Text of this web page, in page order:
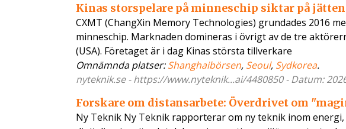
Kinas storspelare på minneschip siktar på
CXMT (ChangXin Memory Technologies) grundades 2016
minneschip. Marknaden domineras i övrigt av de tre
(USA). Företaget är i dag Kinas största tillverkare
Omnämnda platser:Shanghaibörsen, Seoul, Sydkorea.
nyteknik.se - https://www.nyteknik...ai/4480850 - Datum:
Forskare om distansarbete: Överdrivet om
Ny Teknik Ny Teknik rapporterar om ny teknik inom